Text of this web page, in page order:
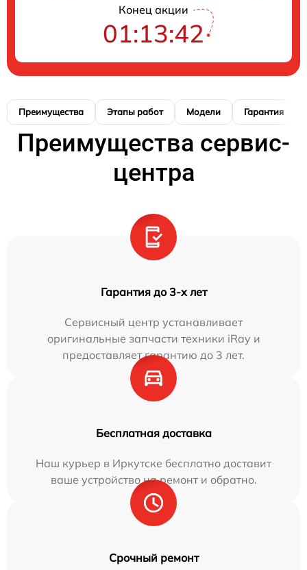
Конец акции
01:13:41
Преимущества Этапы работ Модели Гарантия
Преимущества сервис-
центра
Гарантия до 3-х лет
Сервисный центр устанавливает
оригинальные запчасти техники iRay и
предоставляет гарантию до 3 лет.
Бесплатная доставка
Наш курьер в Иркутске бесплатно доставит
ваше устройство на ремонт и обратно.
Срочный ремонт